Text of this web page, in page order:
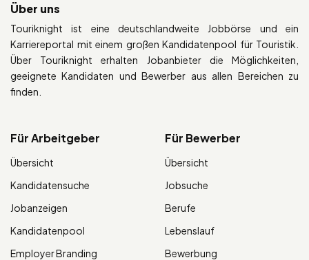
Über uns
Touriknight ist eine deutschlandweite Jobbörse und ein
Karriereportal mit einem großen Kandidatenpool für Touristik.
Über Touriknight erhalten Jobanbieter die Möglichkeiten,
geeignete Kandidaten und Bewerber aus allen Bereichen zu
finden.
Für Arbeitgeber
Übersicht
Kandidatensuche
Jobanzeigen
Kandidatenpool
Employer Branding
Für Bewerber
Übersicht
Jobsuche
Berufe
Lebenslauf
Bewerbung